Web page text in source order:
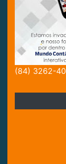
(84) 3262-